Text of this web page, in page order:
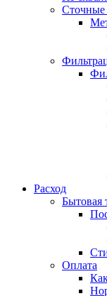
Расход
Бытовая
Оплата